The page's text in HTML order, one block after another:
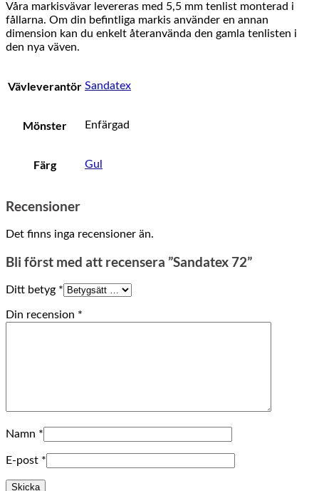
Våra markisvävar levereras med 5,5 mm tenlist monterad i
fållarna. Om din befintliga markis använder en annan
dimension kan du enkelt återanvända den gamla tenlisten i
den nya väven.
Vävleverantör Sandatex
Mönster Enfärgad
Färg Gul
Recensioner
Det finns inga recensioner än.
Bli först med att recensera ”Sandatex 72”
Ditt betyg *
Din recension *
Namn *
E-post *